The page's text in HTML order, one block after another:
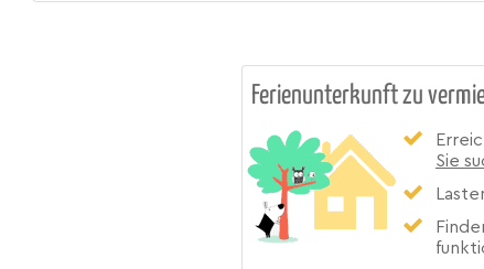
Ferienunterkunft zu
Sie